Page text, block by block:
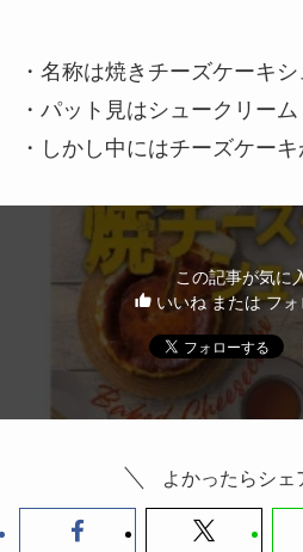
・名称は焼きチーズケーキシ
・パット見はシュークリーム
・しかし中にはチーズケーキ
この記事が気に
いいね または フ
よかったらシェ